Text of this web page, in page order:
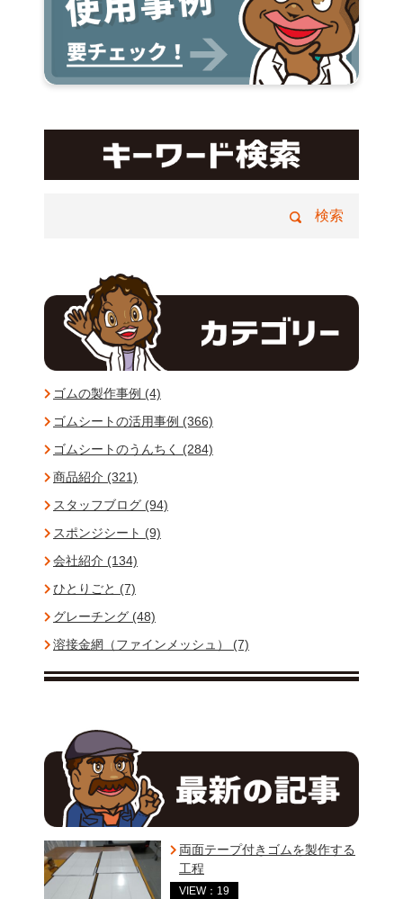
ゴムの製作事例 (4)
ゴムシートの活用事例 (366)
ゴムシートのうんちく (284)
商品紹介 (321)
スタッフブログ (94)
スポンジシート (9)
会社紹介 (134)
ひとりごと (7)
グレーチング (48)
溶接金網（ファインメッシュ） (7)
両面テープ付きゴムを製作する
工程
VIEW：19